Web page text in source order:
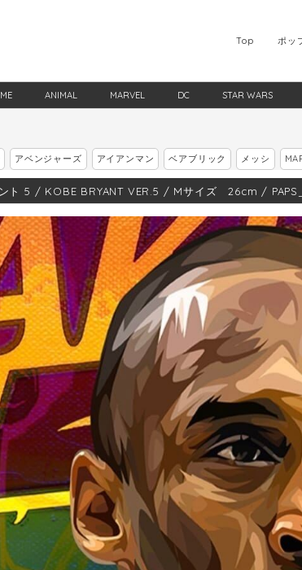
ポッ
Top
ANIMAL MARVEL DC STAR WARS
アベンジャーズ アイアンマン ベアブリック メッシ
ト 5 / KOBE BRYANT VER.5 / Mサイズ 26cm /